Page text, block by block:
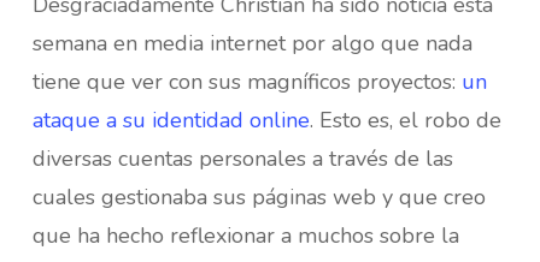
semana en media internet por algo que nada
tiene que ver con sus magníficos proyectos: un
ataque a su identidad online. Esto es, el robo de
diversas cuentas personales a través de las
cuales gestionaba sus páginas web y que creo
que ha hecho reflexionar a muchos sobre la